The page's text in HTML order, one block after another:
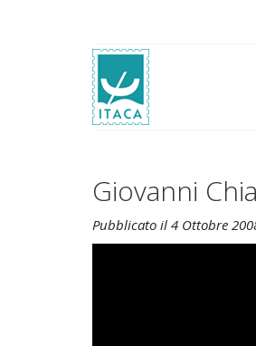
Giovanni
Pubblicato il 4 Ottobre